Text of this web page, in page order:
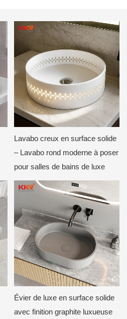
Lavabo creux en surface solide
– Lavabo rond moderne à poser
pour salles de bains de luxe
Évier de luxe en surface solide
avec finition graphite luxueuse